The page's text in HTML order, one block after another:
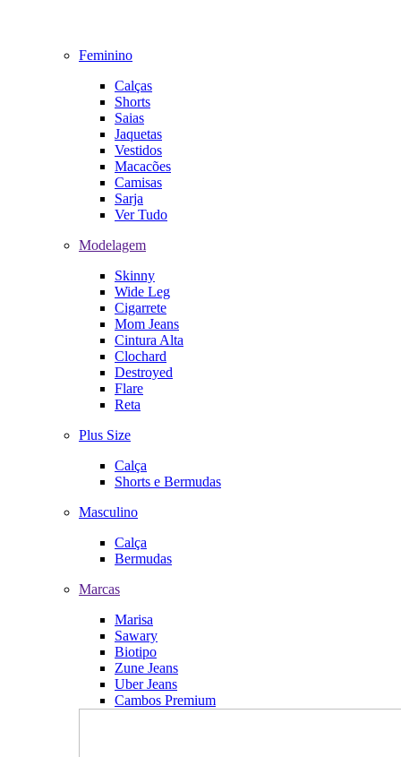
Feminino
Calças
Shorts
Saias
Jaquetas
Vestidos
Macacões
Camisas
Sarja
Ver Tudo
Modelagem
Skinny
Wide Leg
Cigarrete
Mom Jeans
Cintura Alta
Clochard
Destroyed
Flare
Reta
Plus Size
Calça
Shorts e Bermudas
Masculino
Calça
Bermudas
Marcas
Marisa
Sawary
Biotipo
Zune Jeans
Uber Jeans
Cambos Premium